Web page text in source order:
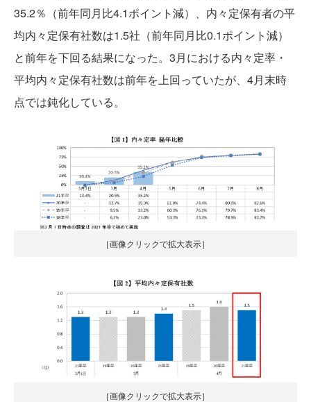
35.2％（前年同月比4.1ポイント減）、内々定保有者の平
均内々定保有社数は1.5社（前年同月比0.1ポイント減）
と前年を下回る結果になった。3月における内々定率・
平均内々定保有社数は前年を上回っていたが、4月末時
点では鈍化している。
［画像クリックで拡大表示］
［画像クリックで拡大表示］